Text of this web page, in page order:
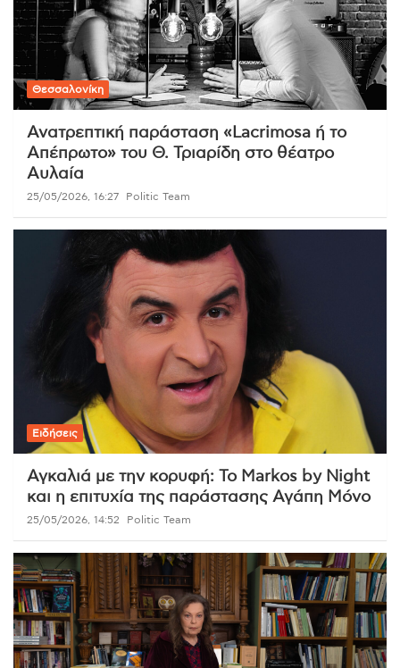
Θεσσαλονίκη
Ανατρεπτική παράσταση «Lacrimosa ή το
Απέπρωτο» του Θ. Τριαρίδη στο θέατρο
Αυλαία
25/05/2026, 16:27 Politic Team
Ειδήσεις
Αγκαλιά με την κορυφή: Το Markos by Night
και η επιτυχία της παράστασης Αγάπη Μόνο
25/05/2026, 14:52 Politic Team